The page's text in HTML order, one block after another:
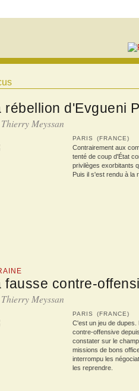
rébellion d'Evgueni
Meyssan
PARIS (FRANCE)
Contrairement aux
tenté de coup d'État
privilèges exorbitants
Puis il s'est rendu à la
fausse contre-
Meyssan
PARIS (FRANCE)
C'est un jeu de dupes.
contre-offensive
constater sur le
missions de bons
interrompu les
les reprendre.